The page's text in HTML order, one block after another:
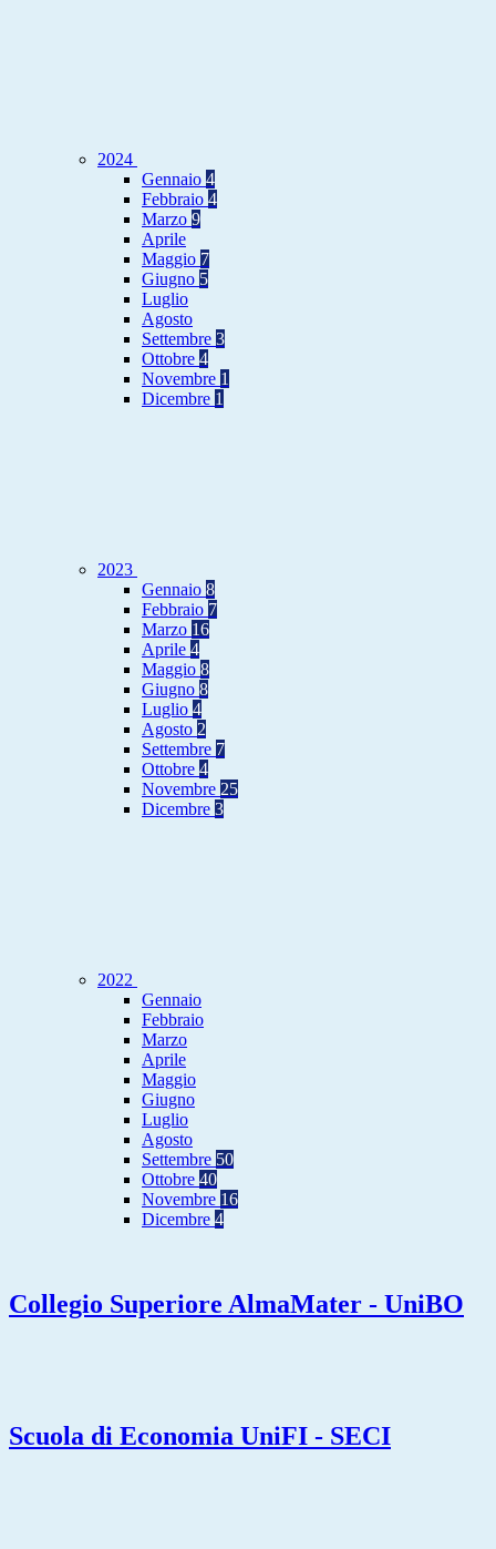
2024
Gennaio 4
Febbraio 4
Marzo 9
Aprile
Maggio 7
Giugno 5
Luglio
Agosto
Settembre 3
Ottobre 4
Novembre 1
Dicembre 1
2023
Gennaio 8
Febbraio 7
Marzo 16
Aprile 4
Maggio 8
Giugno 8
Luglio 4
Agosto 2
Settembre 7
Ottobre 4
Novembre 25
Dicembre 3
2022
Gennaio
Febbraio
Marzo
Aprile
Maggio
Giugno
Luglio
Agosto
Settembre 50
Ottobre 40
Novembre 16
Dicembre 4
Collegio Superiore AlmaMater - UniBO
Scuola di Economia UniFI - SECI